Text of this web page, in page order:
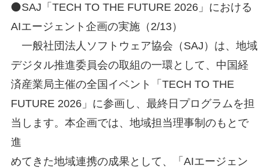
⚫SAJ「TECH TO THE FUTURE 2026」における
AIエージェント企画の実施（2/13）
一般社団法人ソフトウェア協会（SAJ）は、地域
デジタル推進委員会の取組の一環として、中国経
済産業局主催の全国イベント「TECH TO THE
FUTURE 2026」に参画し、最終日プログラムを担
当します。本企画では、地域担当理事制のもとで
進
めてきた地域連携の成果として、「AIエージェン